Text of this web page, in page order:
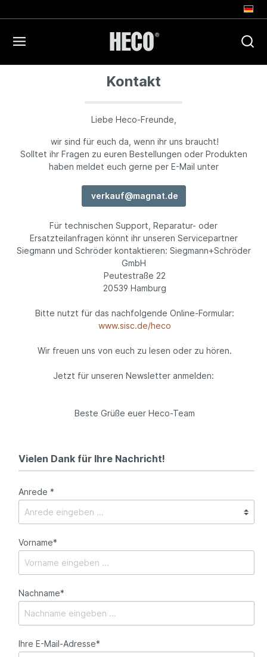
Kontakt
Liebe Heco-Freunde,
wir sind für euch da, wenn ihr uns braucht!
Solltet ihr Fragen zu euren Bestellungen oder Produkten
haben meldet euch gerne per E-Mail unter
verkauf@magnat.de
Für technischen Support, Reparatur- oder
Ersatzteilanfragen könnt ihr unseren Servicepartner
Siegmann und Schröder kontaktieren: Siegmann+Schröder
GmbH
Peutestraße 22
20539 Hamburg
Bitte nutzt für das nachfolgende Online-Formular:
www.sisc.de/heco
Wir freuen uns von euch zu lesen oder zu hören.
Jetzt für unseren Newsletter anmelden:
Beste Grüße euer Heco-Team
Vielen Dank für Ihre Nachricht!
Anrede *
Vorname*
Nachname*
Ihre E-Mail-Adresse*